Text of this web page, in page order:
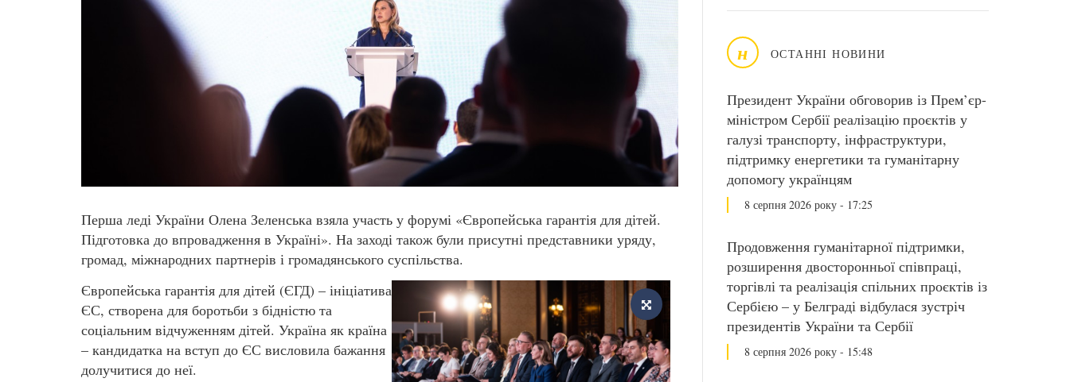
н ОСТАННІ НОВИНИ
Президент України обговорив із Прем’єр-
міністром Сербії реалізацію проєктів у
галузі транспорту, інфраструктури,
підтримку енергетики та гуманітарну
допомогу українцям
8 серпня 2026 року - 17:25
Продовження гуманітарної підтримки,
розширення двосторонньої співпраці,
торгівлі та реалізація спільних проєктів із
Сербією – у Белграді відбулася зустріч
президентів України та Сербії
8 серпня 2026 року - 15:48
Перша леді України Олена Зеленська взяла участь у форумі «Європейська гарантія для дітей.
Підготовка до впровадження в Україні». На заході також були присутні представники уряду,
громад, міжнародних партнерів і громадянського суспільства.
Європейська гарантія для дітей (ЄГД) – ініціатива
ЄС, створена для боротьби з бідністю та
соціальним відчуженням дітей. Україна як країна
– кандидатка на вступ до ЄС висловила бажання
долучитися до неї.